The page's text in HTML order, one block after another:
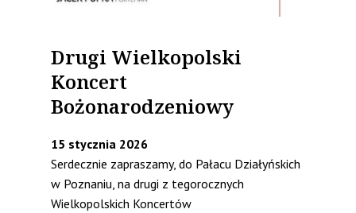
Drugi Wielkopolski
Koncert
Bożonarodzeniowy
15 stycznia 2026
Serdecznie zapraszamy, do Pałacu Działyńskich
w Poznaniu, na drugi z tegorocznych
Wielkopolskich Koncertów